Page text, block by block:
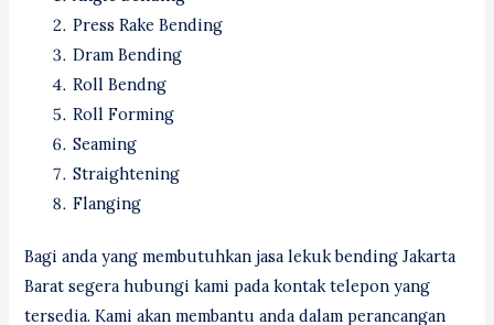
Press Rake Bending
Dram Bending
Roll Bendng
Roll Forming
Seaming
Straightening
Flanging
Bagi anda yang membutuhkan jasa lekuk bending Jakarta
Barat segera hubungi kami pada kontak telepon yang
tersedia. Kami akan membantu anda dalam perancangan